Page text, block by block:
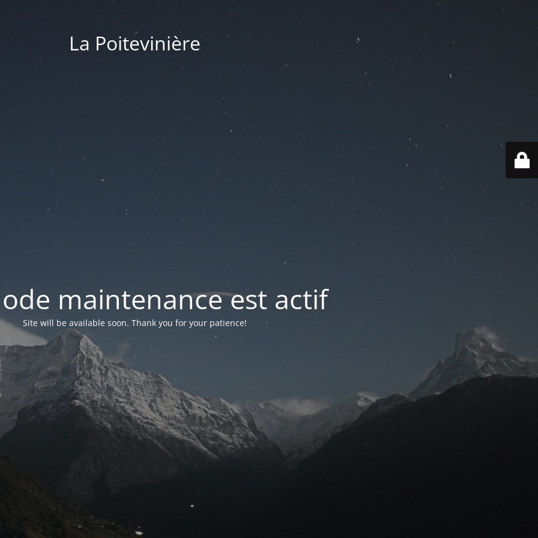
La Poitevinière
maintenance est actif
Site will be available soon. Thank you for your patience!